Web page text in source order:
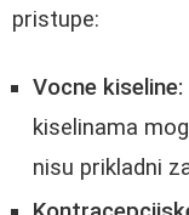
pristupe:
Vocne kiseline:
kiselinama
nisu prikladni